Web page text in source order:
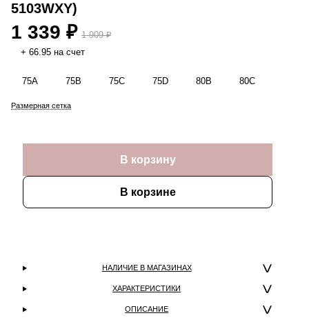
5103WXY)
1 339 ₽ 1 909 ₽
+ 66.95 на счет
75A 75B 75C 75D 80B 80C
Размерная сетка
В корзину
В корзине
НАЛИЧИЕ В МАГАЗИНАХ
ХАРАКТЕРИСТИКИ
ОПИСАНИЕ